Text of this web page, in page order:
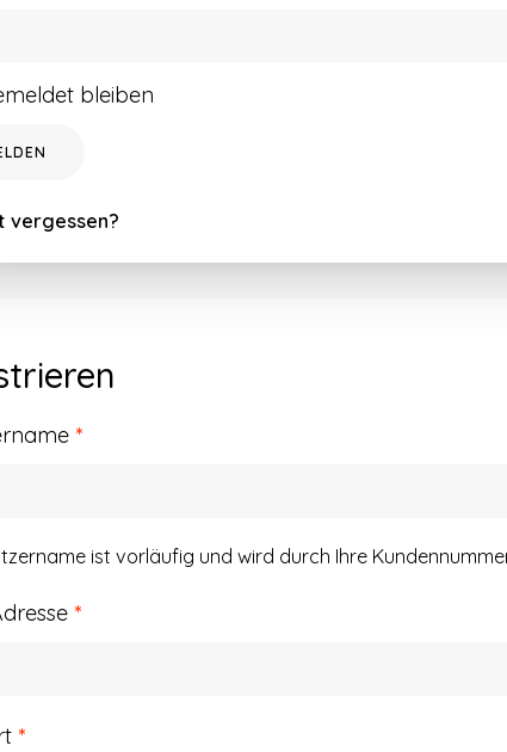
bleiben
vergessen?
*Erforderlich
ist vorläufig und wird durch Ihre
*Erforderlich
*Erforderlich